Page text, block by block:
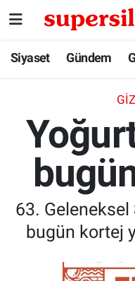
Siyaset Gündem
63.
bugün kortej
Siyaset
Gizli Gündem
Belediye
Polemik
İstanbul Nöbetçi
İstanbul Hava
İstanbul Namaz
İstanbul Trafik
Süper Lig Puan
Tüm Manşetler
Son Dakika